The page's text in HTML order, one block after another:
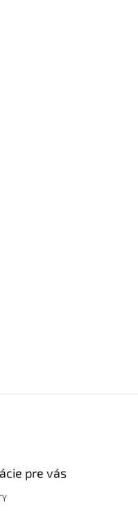
pre vás